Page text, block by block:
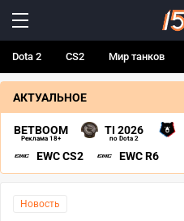
Dota 2 CS2 Мир танков
АКТУАЛЬНОЕ
BETBOOM
Реклама 18+
TI 2026
по Dota 2
EWC CS2 EWC R6
Новость